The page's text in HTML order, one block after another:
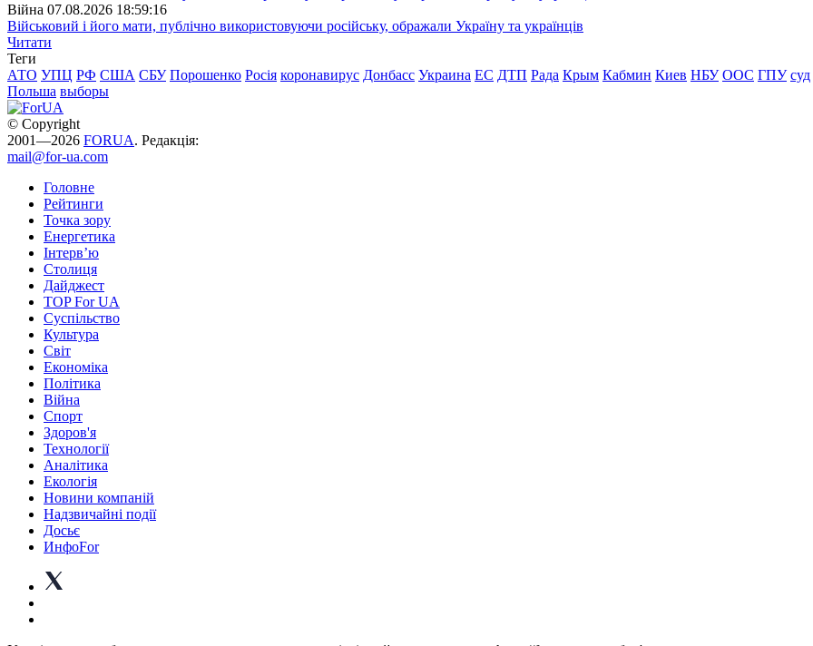
Війна 07.08.2026 18:59:16
Військовий і його мати, публічно використовуючи російську, ображали Україну та українців
Читати
Теги
АТО УПЦ РФ США СБУ Порошенко Росія коронавирус Донбасс Украина ЕС ДТП Рада Крым Кабмин Киев НБУ ООС ГПУ суд
Польша выборы
© Copyright
2001—2026 FORUA. Редакція:
mail@for-ua.com
Головне
Рейтинги
Точка зору
Енергетика
Інтерв’ю
Столиця
Дайджест
TOP For UA
Суспiльство
Культура
Світ
Економіка
Політика
Війна
Спорт
Здоров'я
Технології
Аналітика
Екологія
Новини компаній
Надзвичайні події
Досьє
ИнфоFor